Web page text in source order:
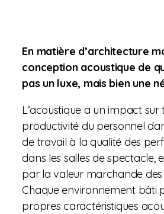
En matière d’architecture
conception acoustique de
pas un luxe, mais bien une
L’acoustique a un impact sur
productivité du personnel
de travail à la qualité des
dans les salles de spectacle,
par la valeur marchande
Chaque environnement bâti
propres caractéristiques